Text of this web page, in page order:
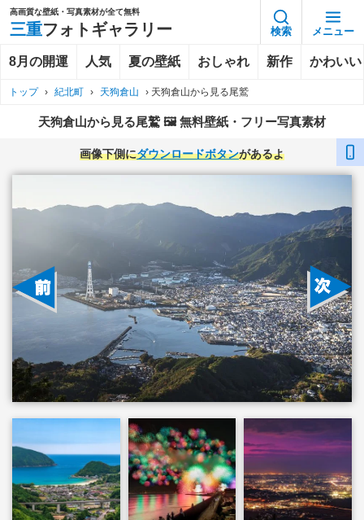
高画質な壁紙・写真素材が全て無料
三重フォトギャラリー 検索 メニュー
8月の開運 人気 夏の壁紙 おしゃれ 新作 かわいい
トップ › 紀北町 › 天狗倉山 › 天狗倉山から見る尾鷲
天狗倉山から見る尾鷲 🖼️ 無料壁紙・フリー写真素材
画像下側にダウンロードボタンがあるよ